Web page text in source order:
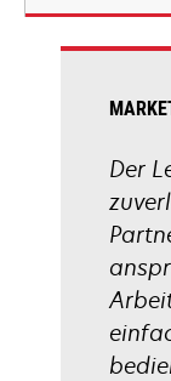
neuen
Registerkarte
Der